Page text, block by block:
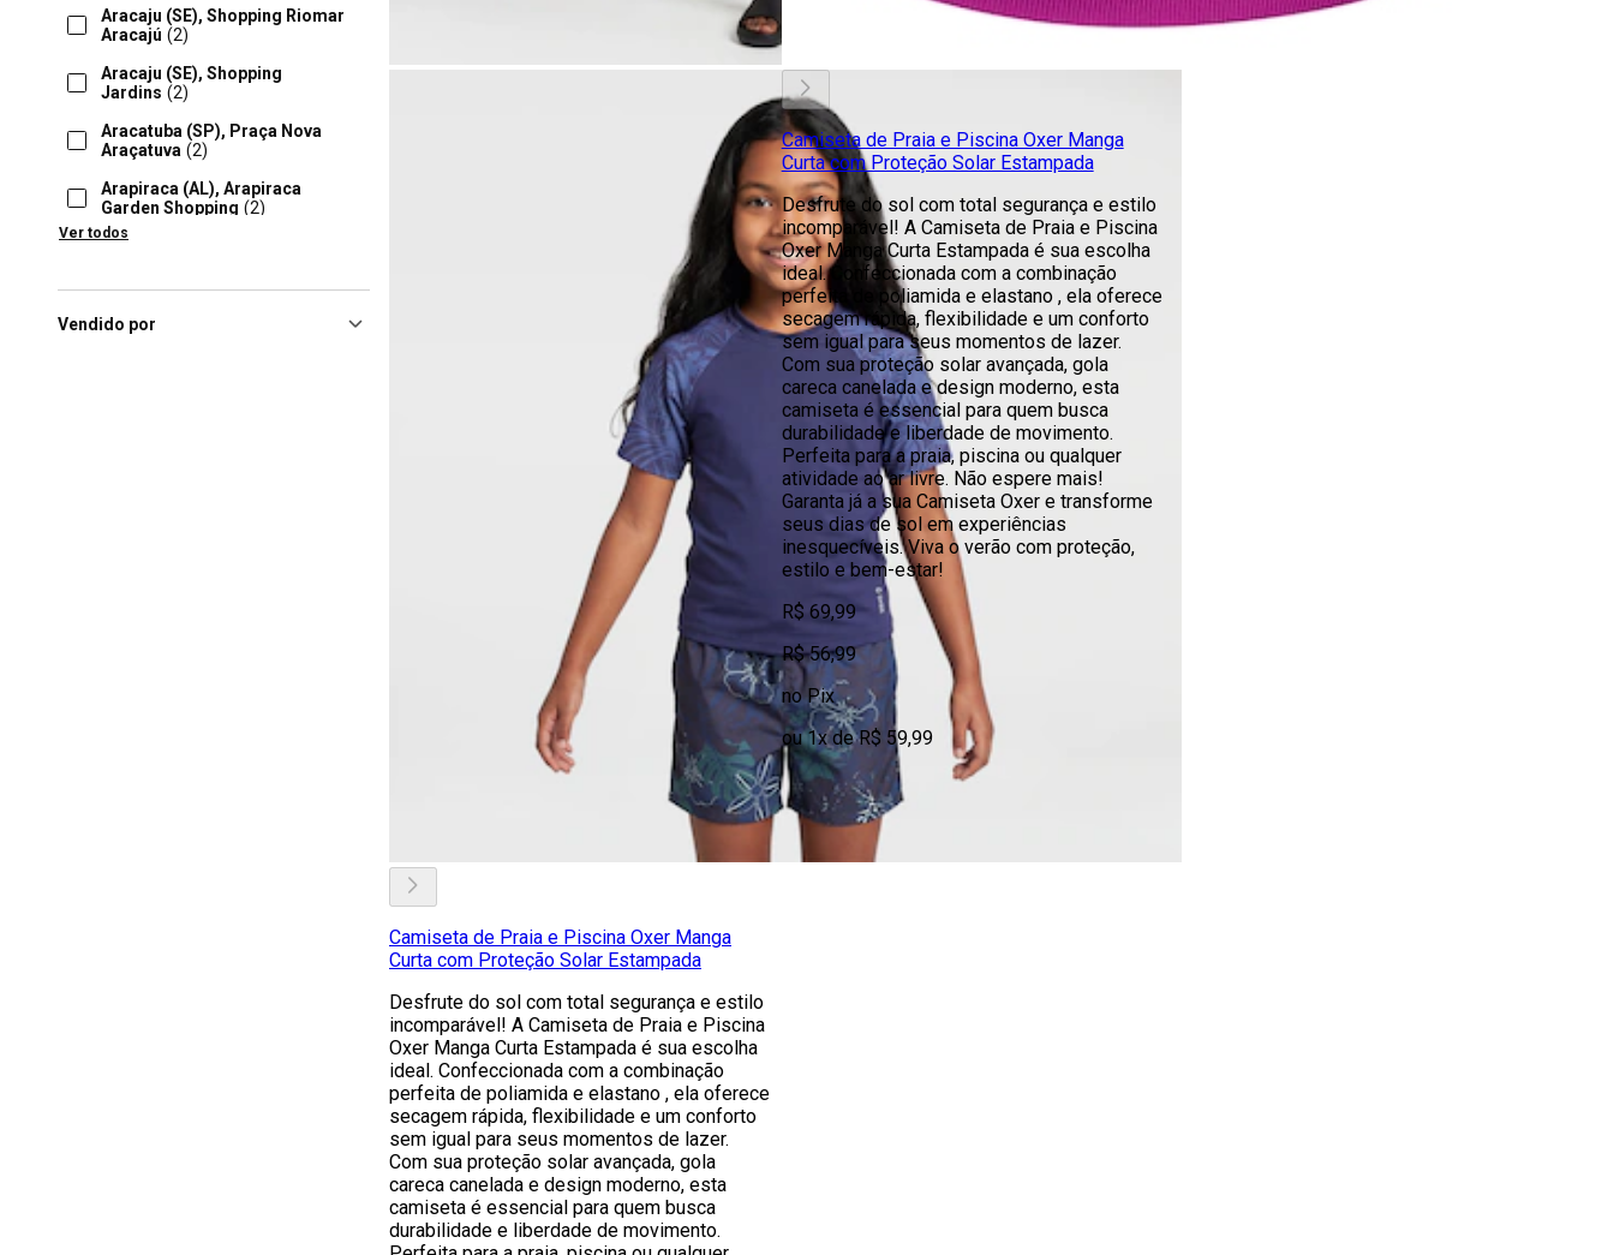
Aracaju (SE), Shopping Riomar
Aracajú (2)
Aracaju (SE), Shopping
Jardins (2)
Aracatuba (SP), Praça Nova
Araçatuva (2)
Arapiraca (AL), Arapiraca
Garden Shopping (2)
Araras (SP), Centauro Na Área
Tamboré
Ver todos
Vendido por
Camiseta de Praia e Piscina Oxer Manga
Curta com Proteção Solar Estampada
Desfrute do sol com total segurança e estilo
incomparável! A Camiseta de Praia e Piscina
Oxer Manga Curta Estampada é sua escolha
ideal. Confeccionada com a combinação
perfeita de poliamida e elastano , ela oferece
secagem rápida, flexibilidade e um conforto
sem igual para seus momentos de lazer.
Com sua proteção solar avançada, gola
careca canelada e design moderno, esta
camiseta é essencial para quem busca
durabilidade e liberdade de movimento.
Camiseta de Praia e Piscina Oxer Manga
Curta com Proteção Solar Estampada
Desfrute do sol com total segurança e estilo
incomparável! A Camiseta de Praia e Piscina
Oxer Manga Curta Estampada é sua escolha
ideal. Confeccionada com a combinação
perfeita de poliamida e elastano , ela oferece
secagem rápida, flexibilidade e um conforto
sem igual para seus momentos de lazer.
Com sua proteção solar avançada, gola
careca canelada e design moderno, esta
camiseta é essencial para quem busca
durabilidade e liberdade de movimento.
Perfeita para a praia, piscina ou qualquer
atividade ao ar livre. Não espere mais!
Garanta já a sua Camiseta Oxer e transforme
seus dias de sol em experiências
inesquecíveis. Viva o verão com proteção,
estilo e bem-estar!
R$ 69,99
R$ 56,99
no Pix
ou 1x de R$ 59,99